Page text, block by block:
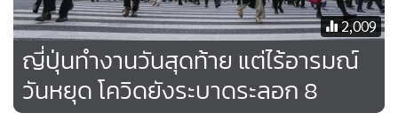
สุด และถอดทั้งฝ่าม บิ่ง มีง และหวู ดึ๊ก ซาม ออกจากการเป็น
สมาชิกในคณะกรรมการกลางพรรค
เมื่อเดือนที่แล้ว พรรคยังลงโทษทางวินัยกับ บุ่ย แถ่ง เซิน
รัฐมนตรีกระทรวงการต่างประเทศ เกี่ยวกับการเกี่ยวข้องของเจ้า
2,009
ญี่ปุ่นทำงานวันสุดท้าย​ แต่ไร้อารมณ์​
วันหยุด​ โควิดยังระบาดระลอก 8